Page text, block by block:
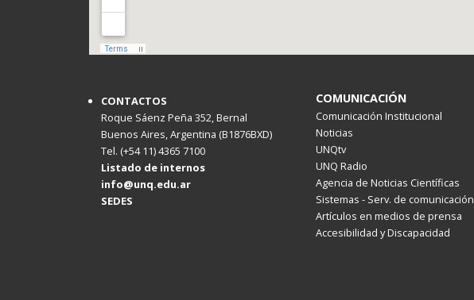
CONTACTOS
Roque Sáenz Peña 352, Bernal
Buenos Aires, Argentina (B1876BXD)
Tel. (+54 11) 4365 7100
Listado de internos
info@unq.edu.ar
SEDES
COMUNICACIÓN
Comunicación Institucional
Noticias
UNQtv
UNQ Radio
Agencia de Noticias Científicas
Sistemas - Serv. de comunicación
Artículos en medios de prensa
Accesibilidad y Discapacidad